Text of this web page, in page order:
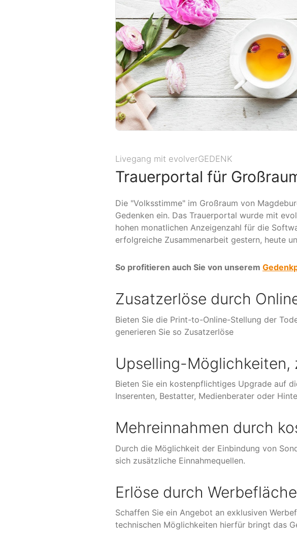
Livegang mit evolverGEDENK
Trauerportal für
Die "Volksstimme" im Großraum von
Gedenken ein. Das Trauerportal wurde mit
hohen monatlichen Anzeigenzahl für die
erfolgreiche Zusammenarbeit gestern, heute
So profitieren auch Sie von unserem
Zusatzerlöse durch
Bieten Sie die Print-to-Online-Stellung der
generieren Sie so Zusatzerlöse
Upselling-Möglichkeiten,
Bieten Sie ein kostenpflichtiges Upgrade auf
Inserenten, Bestatter, Medienberater oder
Mehreinnahmen durch
Durch die Möglichkeit der Einbindung von
sich zusätzliche Einnahmequellen.
Erlöse durch
Schaffen Sie ein Angebot an exklusiven
technischen Möglichkeiten hierfür bringt das